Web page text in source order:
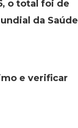
o total foi de
da Saúde
e verificar